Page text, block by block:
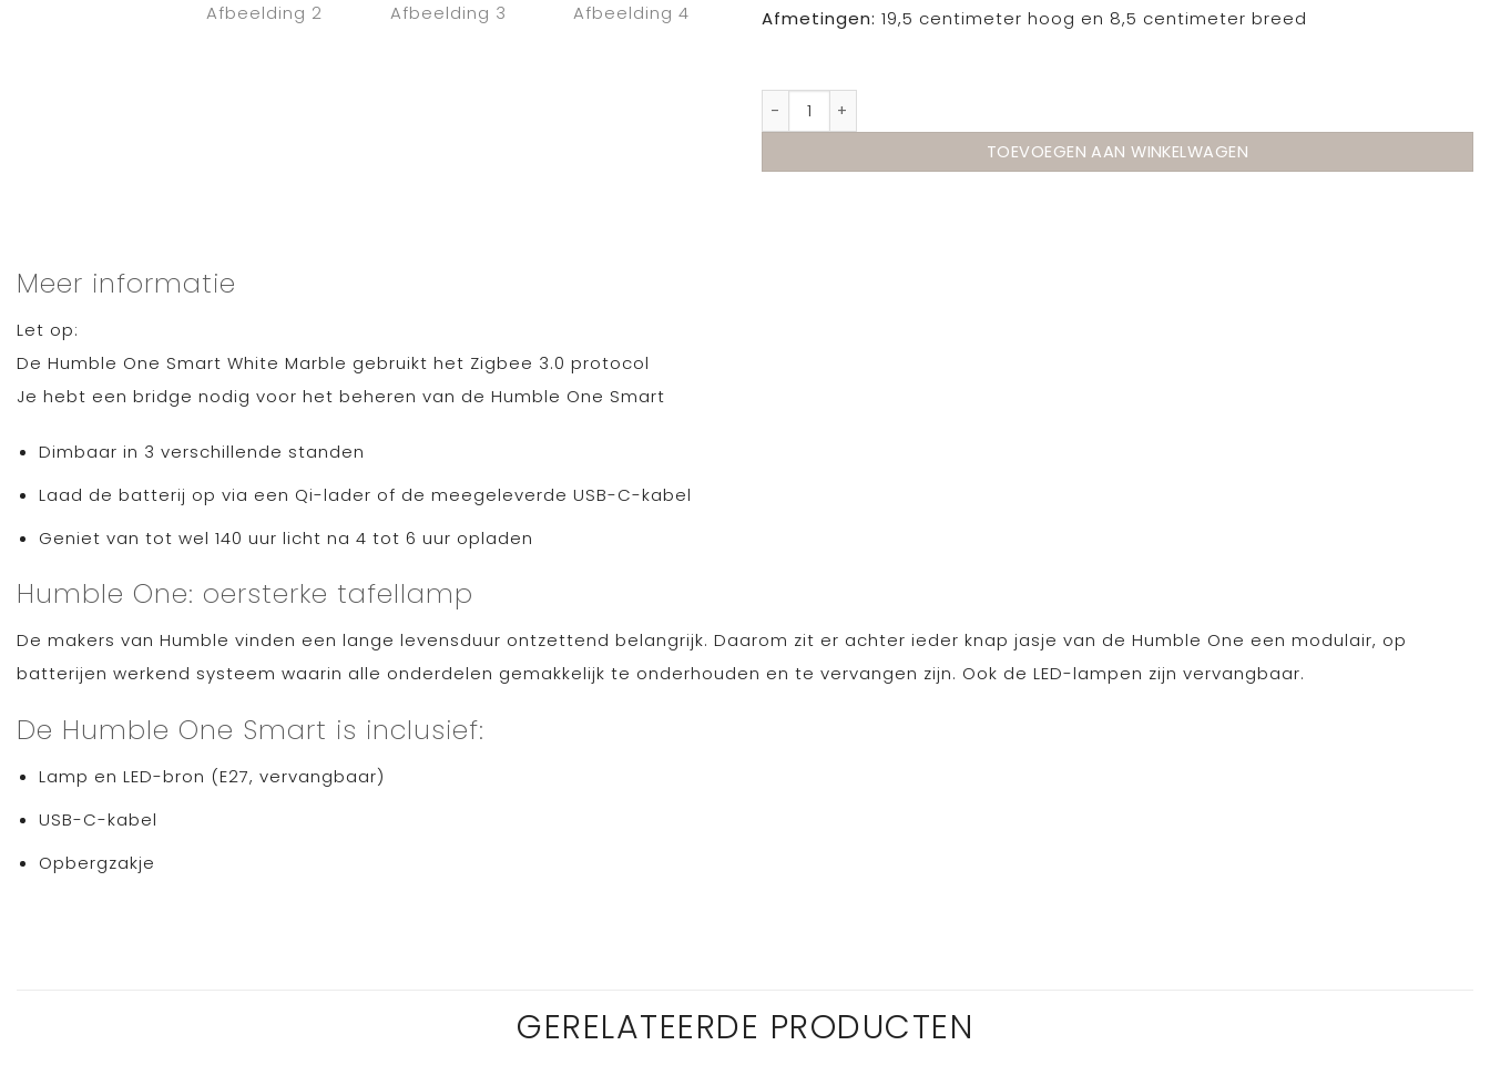
Afmetingen: 19,5 centimeter hoog en 8,5 centimeter breed
Humble One Smart White Marble aantal
TOEVOEGEN AAN WINKELWAGEN
Meer informatie
Let op:
De Humble One Smart White Marble gebruikt het Zigbee 3.0 protocol
Je hebt een bridge nodig voor het beheren van de Humble One Smart
Dimbaar in 3 verschillende standen
Laad de batterij op via een Qi-lader of de meegeleverde USB-C-kabel
Geniet van tot wel 140 uur licht na 4 tot 6 uur opladen
Humble One: oersterke tafellamp
De makers van Humble vinden een lange levensduur ontzettend belangrijk. Daarom zit er achter ieder knap jasje van de Humble One een modulair, op
batterijen werkend systeem waarin alle onderdelen gemakkelijk te onderhouden en te vervangen zijn. Ook de LED-lampen zijn vervangbaar.
De Humble One Smart is inclusief:
Lamp en LED-bron (E27, vervangbaar)
USB-C-kabel
Opbergzakje
GERELATEERDE PRODUCTEN